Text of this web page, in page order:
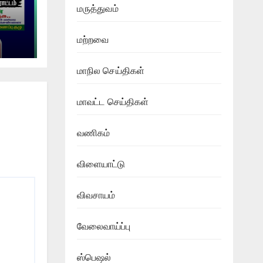
!
மருத்துவம்
மற்றவை
மாநில செய்திகள்
மாவட்ட செய்திகள்
வணிகம்
விளையாட்டு
விவசாயம்
வேலைவாய்ப்பு
ஸ்பெஷல்